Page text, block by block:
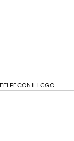
FELPE CON IL LOGO